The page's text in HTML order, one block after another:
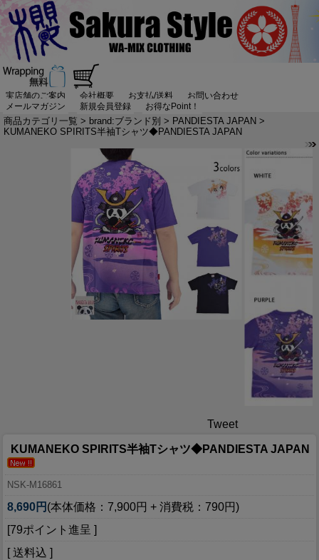
実店舗のご案内 会社概要 お支払/送料
お問い合わせ
メールマガジン
新規会員登録 お得なPoint！
商品カテゴリ一覧 > brand:ブランド別 > PANDIESTA JAPAN >
KUMANEKO SPIRITS半袖Tシャツ◆PANDIESTA JAPAN
Tweet
KUMANEKO SPIRITS半袖Tシャツ◆PANDIESTA JAPAN
NSK-M16861
8,690円 (本体価格：7,900円 + 消費税：790円)
[79ポイント進呈 ]
[ 送料込 ]